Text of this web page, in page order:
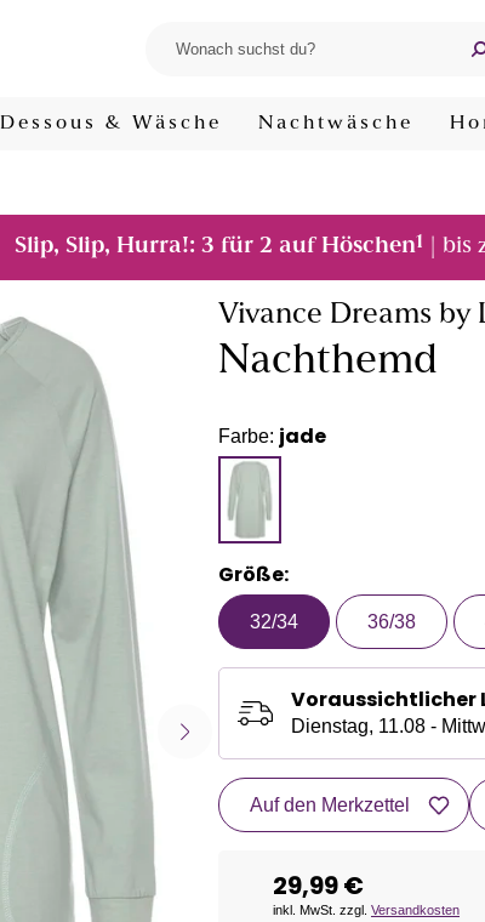
Dessous & Wäsche Nachtwäsche
Slip, Slip, Hurra!: 3 für 2 auf Höschen1 | bis
Vivance Dreams by
Nachthemd
Farbe: jade
Größe:
32/34 36/38
Voraussichtlicher
Dienstag, 11.08 -
Auf den Merkzettel
29,99 €
inkl. MwSt. zzgl. Versandkosten